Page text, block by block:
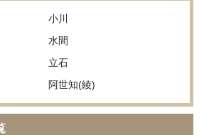
小川
水間
立石
阿世知(綾)